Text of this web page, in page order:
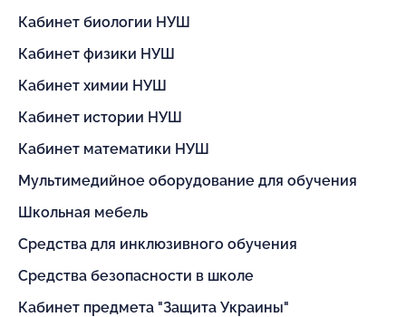
Кабинет биологии НУШ
Кабинет физики НУШ
Кабинет химии НУШ
Кабинет истории НУШ
Кабинет математики НУШ
Мультимедийное оборудование для обучения
Школьная мебель
Средства для инклюзивного обучения
Средства безопасности в школе
Кабинет предмета "Защита Украины"